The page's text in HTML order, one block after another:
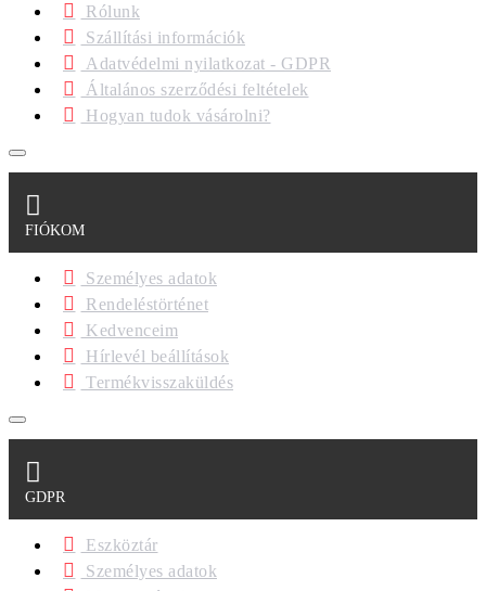
Rólunk
Szállítási információk
Adatvédelmi nyilatkozat - GDPR
Általános szerződési feltételek
Hogyan tudok vásárolni?
FIÓKOM
Személyes adatok
Rendeléstörténet
Kedvenceim
Hírlevél beállítások
Termékvisszaküldés
GDPR
Eszköztár
Személyes adatok